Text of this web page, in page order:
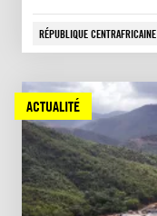
RÉPUBLIQUE CENTRAFRICAINE
ACTUALITÉ